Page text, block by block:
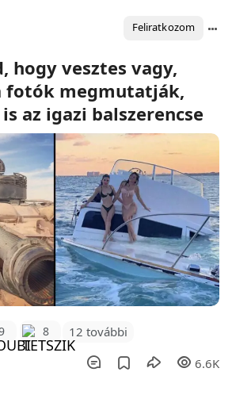
Feliratkozom
hogy vesztes vagy,
fotók megmutatják,
az igazi balszerencse
8 12 további
6.6K